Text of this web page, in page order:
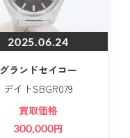
2025.06.24
グランドセイコー
デイトSBGR079
買取価格
300,000円